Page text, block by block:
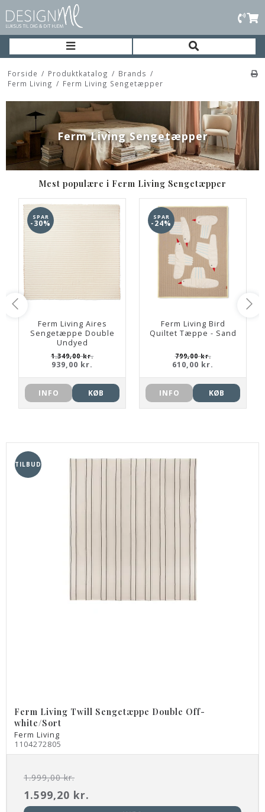
Forside / Produktkatalog / Brands /
Ferm Living / Ferm Living Sengetæpper
Ferm Living Sengetæpper
Mest populære i Ferm Living Sengetæpper
SPAR
-30%
Ferm Living Aires
Sengetæppe Double
Undyed
1.349,00 kr.
939,00 kr.
INFO KØB
SPAR
-24%
Ferm Living Bird
Quiltet Tæppe - Sand
799,00 kr.
610,00 kr.
INFO KØB
TILBUD
Ferm Living Twill Sengetæppe Double Off-
white/Sort
Ferm Living
1104272805
1.999,00 kr.
1.599,20 kr.